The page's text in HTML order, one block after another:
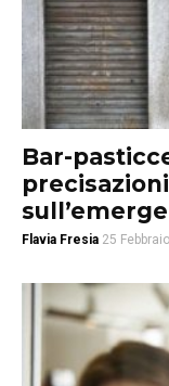
Bar-
Flavia Fresia 25